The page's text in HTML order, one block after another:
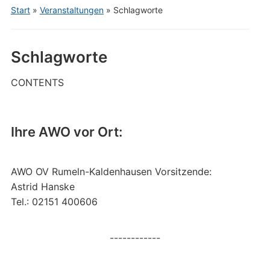
Start» Veranstaltungen» Schlagworte
Ihre AWO vor Ort:
AWO OV Rumeln-Kaldenhausen Vorsitzende:
Astrid Hanske
Tel.: 02151 400606
------------
Schlagworte
CONTENTS